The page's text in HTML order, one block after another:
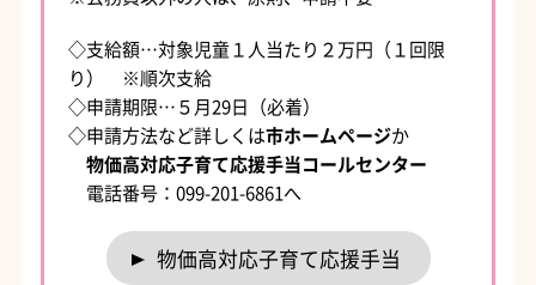
◇支給額…対象児童１人当たり２万円（１回限
り） ※順次支給
◇申請期限…５月29日（必着）
◇申請方法など詳しくは市ホームページか
物価高対応子育て応援手当コールセンター
電話番号：099-201-6861へ
物価高対応子育て応援手当